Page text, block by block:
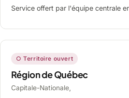
Service offert par l'équipe centrale
○ Territoire ouvert
Région de Québec
Capitale-Nationale,